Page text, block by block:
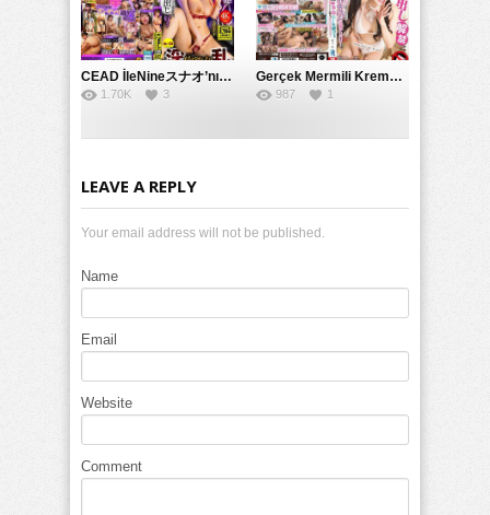
CEAD İleNineスナオ’nın Çılgın ve Seksüel Dünyası: Büyük Kalçalar ve Çılgın İlişkiler
1.70K 3
Gerçek Mermili Kremalı Pasta Büyük Dağıtımı, Ben Herkesin Özel Placesine Hizmet Eden En Üst Düzey Erotik Ürünler Günün Fırsatı
987 1
LEAVE A REPLY
Your email address will not be published.
Name
Email
Website
Comment